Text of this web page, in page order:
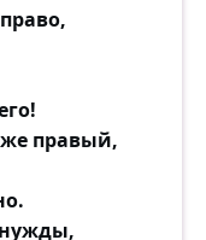
дом,
он
правый,